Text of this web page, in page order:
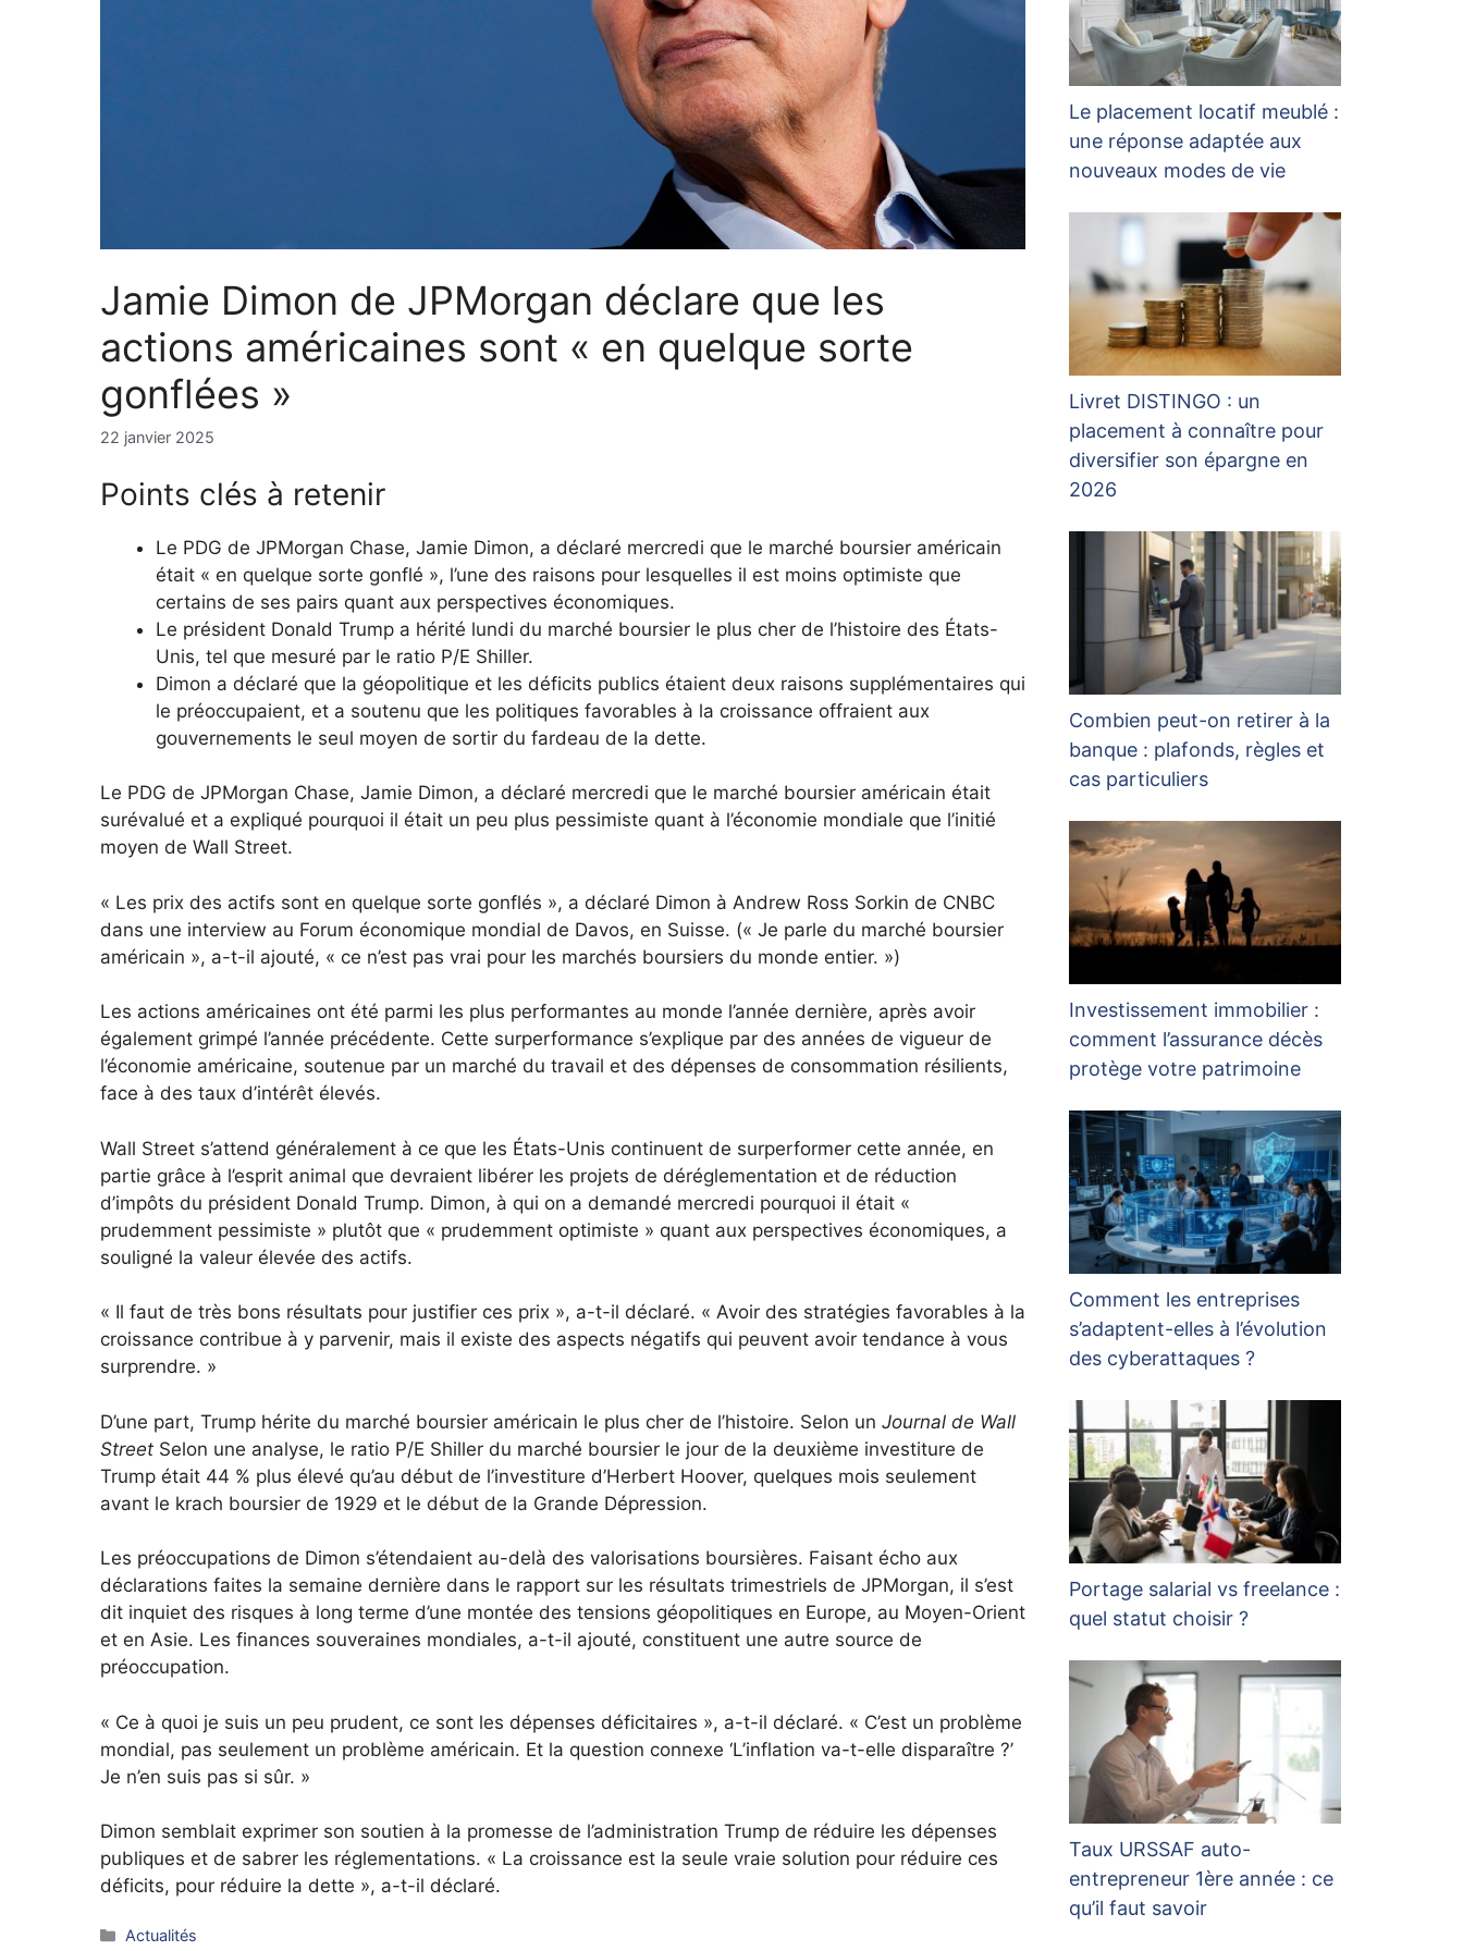
Jamie Dimon de JPMorgan déclare que les
actions américaines sont « en quelque sorte
gonflées »
22 janvier 2025
Points clés à retenir
Le PDG de JPMorgan Chase, Jamie Dimon, a déclaré mercredi que le marché boursier américain
était « en quelque sorte gonflé », l’une des raisons pour lesquelles il est moins optimiste que
certains de ses pairs quant aux perspectives économiques.
Le président Donald Trump a hérité lundi du marché boursier le plus cher de l’histoire des États-
Unis, tel que mesuré par le ratio P/E Shiller.
Dimon a déclaré que la géopolitique et les déficits publics étaient deux raisons supplémentaires qui
le préoccupaient, et a soutenu que les politiques favorables à la croissance offraient aux
gouvernements le seul moyen de sortir du fardeau de la dette.
Le PDG de JPMorgan Chase, Jamie Dimon, a déclaré mercredi que le marché boursier américain était
surévalué et a expliqué pourquoi il était un peu plus pessimiste quant à l’économie mondiale que l’initié
moyen de Wall Street.
« Les prix des actifs sont en quelque sorte gonflés », a déclaré Dimon à Andrew Ross Sorkin de CNBC
dans une interview au Forum économique mondial de Davos, en Suisse. (« Je parle du marché boursier
américain », a-t-il ajouté, « ce n’est pas vrai pour les marchés boursiers du monde entier. »)
Les actions américaines ont été parmi les plus performantes au monde l’année dernière, après avoir
également grimpé l’année précédente. Cette surperformance s’explique par des années de vigueur de
l’économie américaine, soutenue par un marché du travail et des dépenses de consommation résilients,
face à des taux d’intérêt élevés.
Wall Street s’attend généralement à ce que les États-Unis continuent de surperformer cette année, en
partie grâce à l’esprit animal que devraient libérer les projets de déréglementation et de réduction
d’impôts du président Donald Trump. Dimon, à qui on a demandé mercredi pourquoi il était «
prudemment pessimiste » plutôt que « prudemment optimiste » quant aux perspectives économiques, a
souligné la valeur élevée des actifs.
« Il faut de très bons résultats pour justifier ces prix », a-t-il déclaré. « Avoir des stratégies favorables à la
croissance contribue à y parvenir, mais il existe des aspects négatifs qui peuvent avoir tendance à vous
surprendre. »
D’une part, Trump hérite du marché boursier américain le plus cher de l’histoire. Selon un Journal de Wall
Street Selon une analyse, le ratio P/E Shiller du marché boursier le jour de la deuxième investiture de
Trump était 44 % plus élevé qu’au début de l’investiture d’Herbert Hoover, quelques mois seulement
avant le krach boursier de 1929 et le début de la Grande Dépression.
Les préoccupations de Dimon s’étendaient au-delà des valorisations boursières. Faisant écho aux
déclarations faites la semaine dernière dans le rapport sur les résultats trimestriels de JPMorgan, il s’est
dit inquiet des risques à long terme d’une montée des tensions géopolitiques en Europe, au Moyen-Orient
et en Asie. Les finances souveraines mondiales, a-t-il ajouté, constituent une autre source de
préoccupation.
« Ce à quoi je suis un peu prudent, ce sont les dépenses déficitaires », a-t-il déclaré. « C’est un problème
mondial, pas seulement un problème américain. Et la question connexe ‘L’inflation va-t-elle disparaître ?’
Je n’en suis pas si sûr. »
Dimon semblait exprimer son soutien à la promesse de l’administration Trump de réduire les dépenses
publiques et de sabrer les réglementations. « La croissance est la seule vraie solution pour réduire ces
déficits, pour réduire la dette », a-t-il déclaré.
Catégories
Actualités
Le placement locatif meublé :
une réponse adaptée aux
nouveaux modes de vie
Livret DISTINGO : un
placement à connaître pour
diversifier son épargne en
2026
Combien peut-on retirer à la
banque : plafonds, règles et
cas particuliers
Investissement immobilier :
comment l’assurance décès
protège votre patrimoine
Comment les entreprises
s’adaptent-elles à l’évolution
des cyberattaques ?
Portage salarial vs freelance :
quel statut choisir ?
Taux URSSAF auto-
entrepreneur 1ère année : ce
qu’il faut savoir